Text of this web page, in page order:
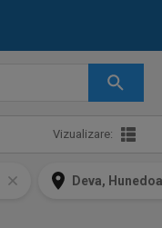
Vizualizare:
Deva,